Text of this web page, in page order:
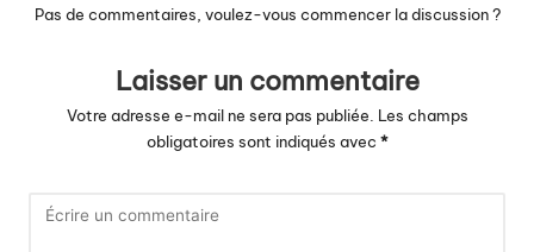
Pas de commentaires, voulez-vous commencer la discussion ?
Laisser un commentaire
Votre adresse e-mail ne sera pas publiée. Les champs
obligatoires sont indiqués avec *